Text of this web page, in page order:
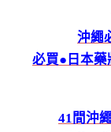
沖繩
必買●日本藥
41間沖